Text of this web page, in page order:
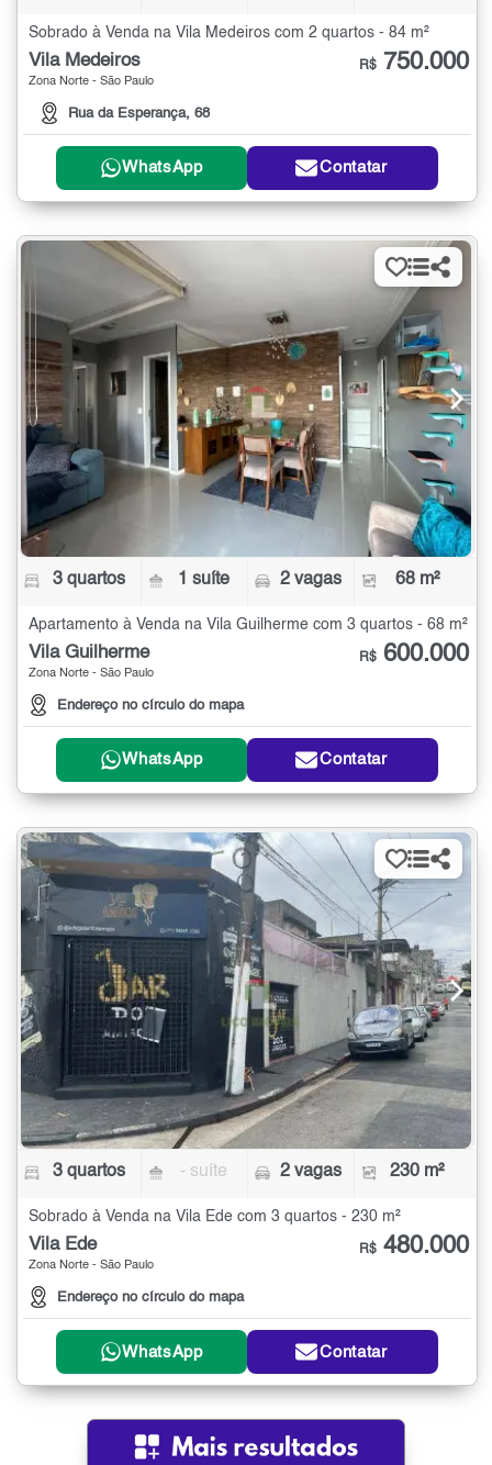
Sobrado à Venda na Vila Medeiros com 2 quartos - 84 m²
Vila Medeiros
Zona Norte - São Paulo
Rua da Esperança, 68
R$ 750.000
WhatsApp Contatar
3 quartos 1 suíte 2 vagas 68 m²
Apartamento à Venda na Vila Guilherme com 3 quartos - 68 m²
Vila Guilherme
Zona Norte - São Paulo
Endereço no círculo do mapa
R$ 600.000
WhatsApp Contatar
3 quartos - suíte 2 vagas 230 m²
Sobrado à Venda na Vila Ede com 3 quartos - 230 m²
Vila Ede
Zona Norte - São Paulo
Endereço no círculo do mapa
R$ 480.000
WhatsApp Contatar